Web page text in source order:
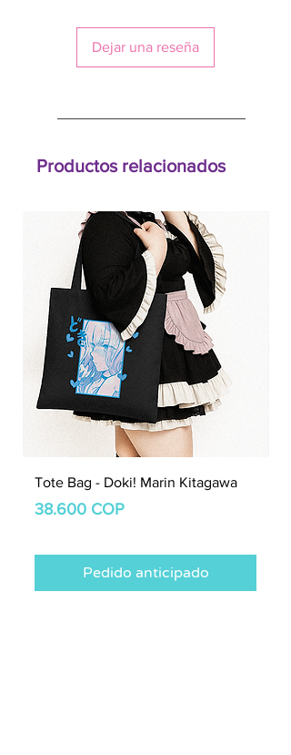
Dejar una reseña
Productos relacionados
Tote Bag - Doki! Marin Kitagawa
Precio
38.600 COP
Pedido anticipado